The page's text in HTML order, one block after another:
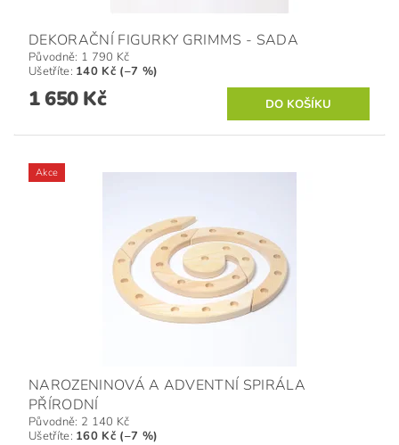
DEKORAČNÍ FIGURKY GRIMMS - SADA
Původně: 1 790 Kč
Ušetříte: 140 Kč (–7 %)
1 650 Kč
Akce
NAROZENINOVÁ A ADVENTNÍ SPIRÁLA
PŘÍRODNÍ
Původně: 2 140 Kč
Ušetříte: 160 Kč (–7 %)